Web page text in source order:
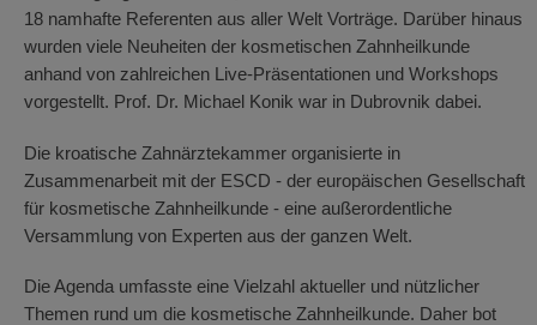
18 namhafte Referenten aus aller Welt Vorträge. Darüber hinaus
wurden viele Neuheiten der kosmetischen Zahnheilkunde
anhand von zahlreichen Live-Präsentationen und Workshops
vorgestellt. Prof. Dr. Michael Konik war in Dubrovnik dabei.
Die kroatische Zahnärztekammer organisierte in
Zusammenarbeit mit der ESCD - der europäischen Gesellschaft
für kosmetische Zahnheilkunde - eine außerordentliche
Versammlung von Experten aus der ganzen Welt.
Die Agenda umfasste eine Vielzahl aktueller und nützlicher
Themen rund um die kosmetische Zahnheilkunde. Daher bot